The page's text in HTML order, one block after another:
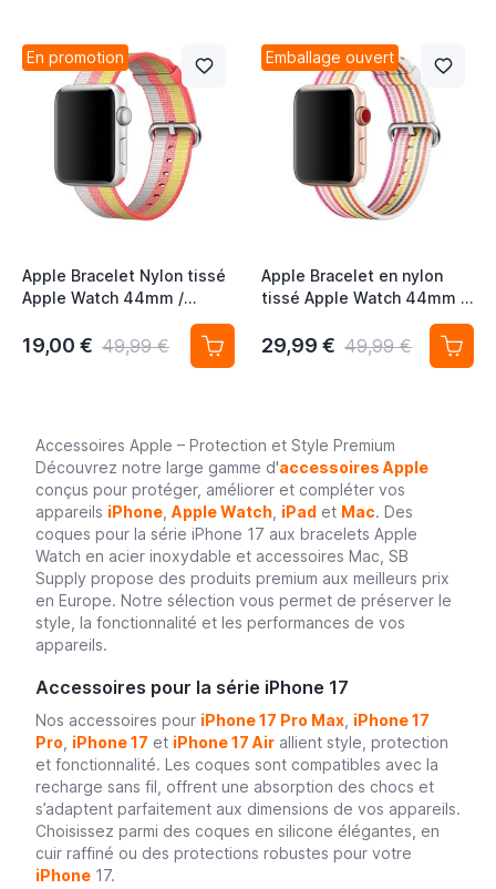
En promotion
Apple Bracelet Nylon tissé
Apple Watch 44mm /
45mm / 46mm / 49mm -
Rouge
19,00 € 49,99 €
Emballage ouvert
Apple Bracelet en nylon
tissé Apple Watch 44mm /
45mm / 46mm / 49mm -
Pink Stripe
29,99 € 49,99 €
Accessoires Apple – Protection et Style Premium
Découvrez notre large gamme d'accessoires Apple
conçus pour protéger, améliorer et compléter vos
appareils iPhone Apple Watch iPad et Mac. Des
coques pour la série iPhone 17 aux bracelets Apple
Watch en acier inoxydable et accessoires Mac, SB
Supply propose des produits premium aux meilleurs prix
en Europe. Notre sélection vous permet de préserver le
style, la fonctionnalité et les performances de vos
appareils.
Accessoires pour la série iPhone 17
Nos accessoires pour iPhone 17 Pro Max iPhone 17
Pro iPhone 17 et iPhone 17 Air allient style, protection
et fonctionnalité. Les coques sont compatibles avec la
recharge sans fil, offrent une absorption des chocs et
s’adaptent parfaitement aux dimensions de vos appareils.
Choisissez parmi des coques en silicone élégantes, en
cuir raffiné ou des protections robustes pour votre
iPhone 17.